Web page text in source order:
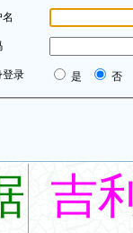
登录 是 否
吉